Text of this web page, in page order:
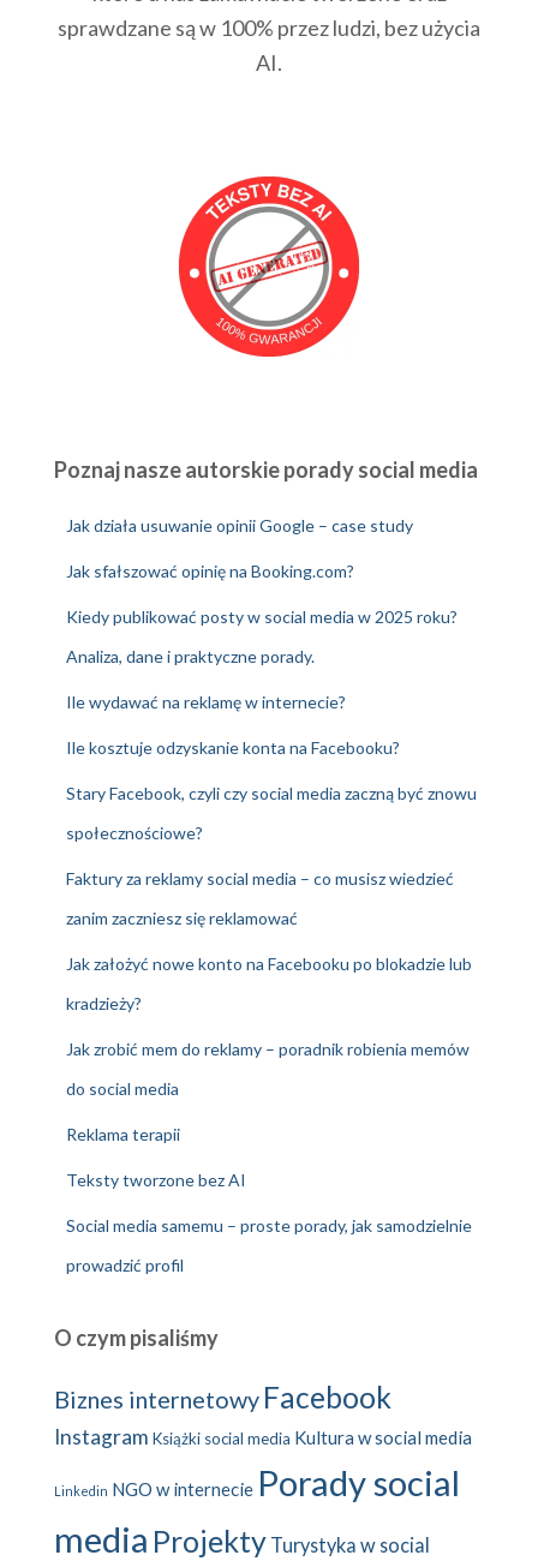
sprawdzane są w 100% przez ludzi, bez użycia
AI.
Poznaj nasze autorskie porady social media
Jak działa usuwanie opinii Google – case study
Jak sfałszować opinię na Booking.com?
Kiedy publikować posty w social media w 2025 roku?
Analiza, dane i praktyczne porady.
Ile wydawać na reklamę w internecie?
Ile kosztuje odzyskanie konta na Facebooku?
Stary Facebook, czyli czy social media zaczną być znowu
społecznościowe?
Faktury za reklamy social media – co musisz wiedzieć
zanim zaczniesz się reklamować
Jak założyć nowe konto na Facebooku po blokadzie lub
kradzieży?
Jak zrobić mem do reklamy – poradnik robienia memów
do social media
Reklama terapii
Teksty tworzone bez AI
Social media samemu – proste porady, jak samodzielnie
prowadzić profil
O czym pisaliśmy
Biznes internetowy Facebook
Instagram Książki social media Kultura w social media
Linkedin NGO w internecie Porady social
media Projekty Turystyka w social